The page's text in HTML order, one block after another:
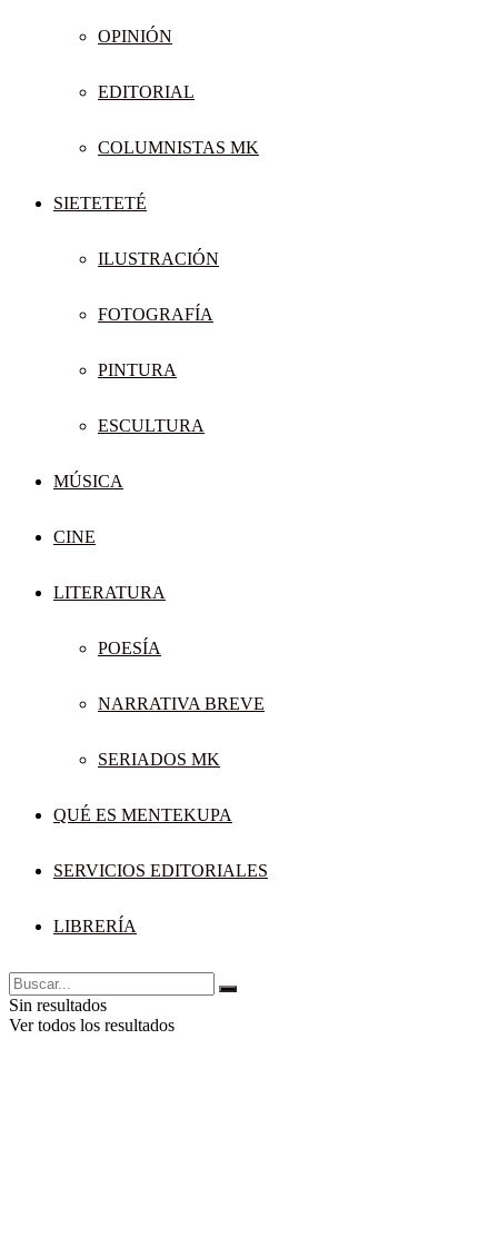
OPINIÓN
EDITORIAL
COLUMNISTAS MK
SIETETETÉ
ILUSTRACIÓN
FOTOGRAFÍA
PINTURA
ESCULTURA
MÚSICA
CINE
LITERATURA
POESÍA
NARRATIVA BREVE
SERIADOS MK
QUÉ ES MENTEKUPA
SERVICIOS EDITORIALES
LIBRERÍA
Sin resultados
Ver todos los resultados